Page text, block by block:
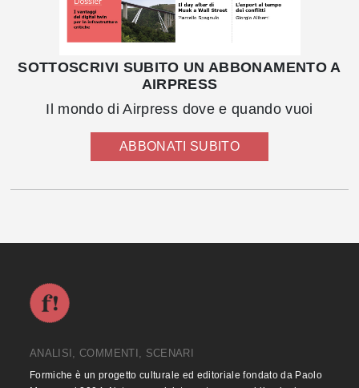
SOTTOSCRIVI SUBITO UN ABBONAMENTO A
AIRPRESS
Il mondo di Airpress dove e quando vuoi
ABBONATI SUBITO
ANALISI, COMMENTI, SCENARI
Formiche è un progetto culturale ed editoriale fondato da Paolo